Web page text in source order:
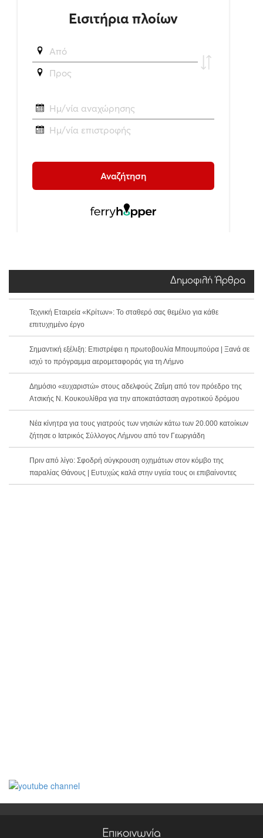
Δημοφιλή Άρθρα
Τεχνική Εταιρεία «Κρίτων»: Το σταθερό σας θεμέλιο για κάθε
επιτυχημένο έργο
Σημαντική εξέλιξη: Επιστρέφει η πρωτοβουλία Μπουμπούρα | Ξανά σε
ισχύ το πρόγραμμα αερομεταφοράς για τη Λήμνο
Δημόσιο «ευχαριστώ» στους αδελφούς Ζαΐμη από τον πρόεδρο της
Ατσικής Ν. Κουκουλίθρα για την αποκατάσταση αγροτικού δρόμου
Νέα κίνητρα για τους γιατρούς των νησιών κάτω των 20.000 κατοίκων
ζήτησε ο Ιατρικός Σύλλογος Λήμνου από τον Γεωργιάδη
Πριν από λίγο: Σφοδρή σύγκρουση οχημάτων στον κόμβο της
παραλίας Θάνους | Ευτυχώς καλά στην υγεία τους οι επιβαίνοντες
Επικοινωνία